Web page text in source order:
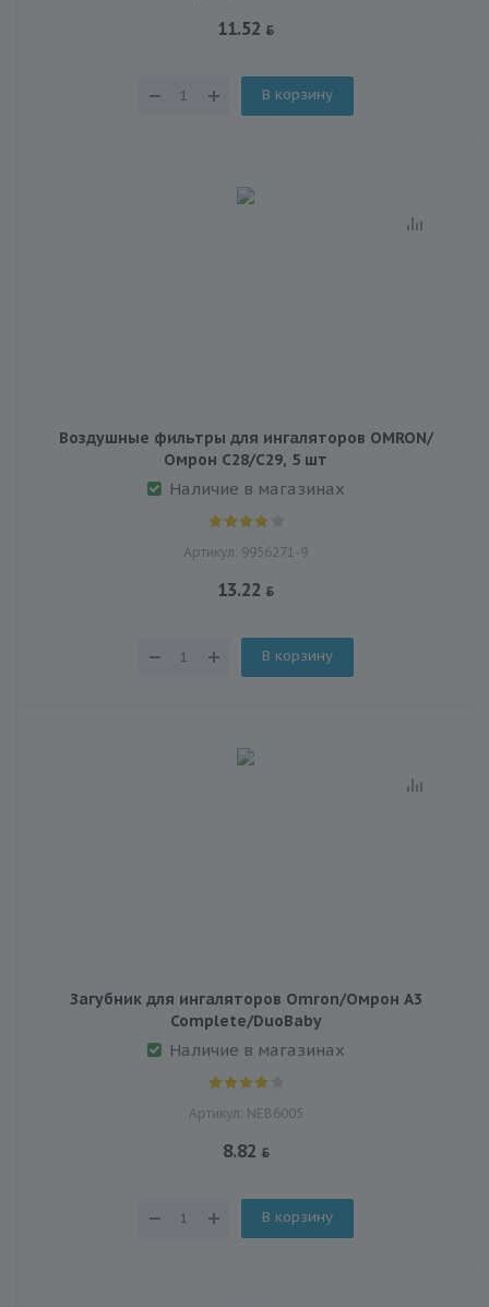
11.52
В корзину
Воздушные фильтры для ингаляторов OMRON/
Омрон C28/C29, 5 шт
Наличие в магазинах
Артикул: 9956271-9
13.22
В корзину
Загубник для ингаляторов Omron/Омрон A3
Complete/DuoBaby
Наличие в магазинах
Артикул: NEB6005
8.82
В корзину